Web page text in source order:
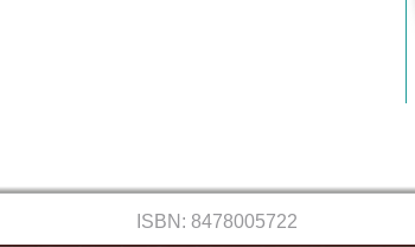
ISBN: 8478005722